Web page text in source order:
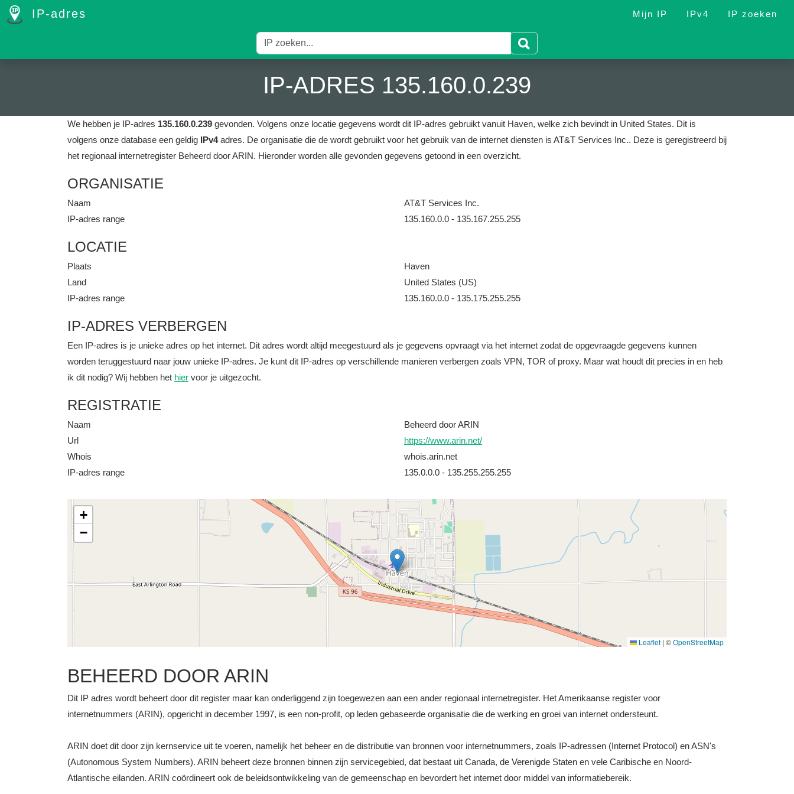
IP-adres Mijn IP IPv4 IP zoeken
IP-ADRES 135.160.0.239
We hebben je IP-adres 135.160.0.239 gevonden. Volgens onze locatie gegevens wordt dit IP-adres gebruikt vanuit Haven, welke zich bevindt in United States. Dit is
volgens onze database een geldig IPv4adres. De organisatie die de wordt gebruikt voor het gebruik van de internet diensten is AT&T Services Inc.. Deze is geregistreerd bij
het regionaal internetregister Beheerd door ARIN. Hieronder worden alle gevonden gegevens getoond in een overzicht.
ORGANISATIE
Naam
AT&T Services Inc.
IP-adres range
135.160.0.0 - 135.167.255.255
LOCATIE
Plaats
Haven
Land
United States (US)
IP-adres range
135.160.0.0 - 135.175.255.255
IP-ADRES VERBERGEN
Een IP-adres is je unieke adres op het internet. Dit adres wordt altijd meegestuurd als je gegevens opvraagt via het internet zodat de opgevraagde gegevens kunnen
worden teruggestuurd naar jouw unieke IP-adres. Je kunt dit IP-adres op verschillende manieren verbergen zoals VPN, TOR of proxy. Maar wat houdt dit precies in en heb
ik dit nodig? Wij hebben het hier voor je uitgezocht.
REGISTRATIE
Naam
Beheerd door ARIN
Url
https://www.arin.net/
Whois
whois.arin.net
IP-adres range
135.0.0.0 - 135.255.255.255
+
−
Leaflet | ©OpenStreetMap
BEHEERD DOOR ARIN
Dit IP adres wordt beheert door dit register maar kan onderliggend zijn toegewezen aan een ander regionaal internetregister. Het Amerikaanse register voor
internetnummers (ARIN), opgericht in december 1997, is een non-profit, op leden gebaseerde organisatie die de werking en groei van internet ondersteunt.
ARIN doet dit door zijn kernservice uit te voeren, namelijk het beheer en de distributie van bronnen voor internetnummers, zoals IP-adressen (Internet Protocol) en ASN's
(Autonomous System Numbers). ARIN beheert deze bronnen binnen zijn servicegebied, dat bestaat uit Canada, de Verenigde Staten en vele Caribische en Noord-
Atlantische eilanden. ARIN coördineert ook de beleidsontwikkeling van de gemeenschap en bevordert het internet door middel van informatiebereik.